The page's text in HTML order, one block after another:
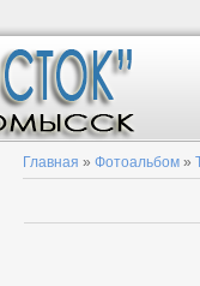
Главная » Фотоальбом »